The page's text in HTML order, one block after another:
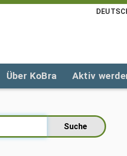
Über KoBra Aktiv